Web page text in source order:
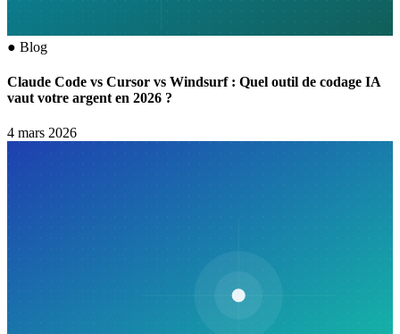
● Blog
Claude Code vs Cursor vs Windsurf : Quel outil de codage IA
vaut votre argent en 2026 ?
4 mars 2026